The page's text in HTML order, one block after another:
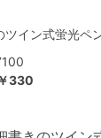
ツイン式蛍光ペ
￥330